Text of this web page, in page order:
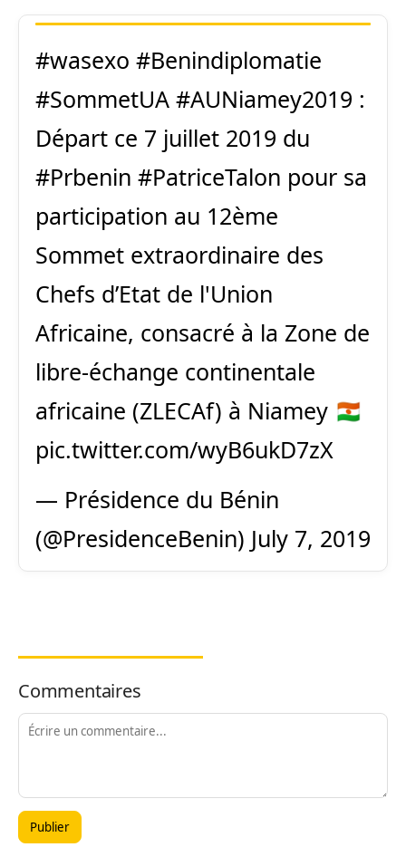
#wasexo #Benindiplomatie
#SommetUA #AUNiamey2019 :
Départ ce 7 juillet 2019 du
#Prbenin #PatriceTalon pour sa
participation au 12ème
Sommet extraordinaire des
Chefs d’Etat de l'Union
Africaine, consacré à la Zone de
libre-échange continentale
africaine (ZLECAf) à Niamey 🇳🇪
pic.twitter.com/wyB6ukD7zX
— Présidence du Bénin
(@PresidenceBenin) July 7, 2019
Commentaires
Publier